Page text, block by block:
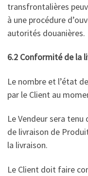
transfrontalières
à une procédure
autorités douanières.
6.2 Conformité de la
Le nombre et l’état
par le Client au
Le Vendeur sera
de livraison de
la livraison.
Le Client doit faire